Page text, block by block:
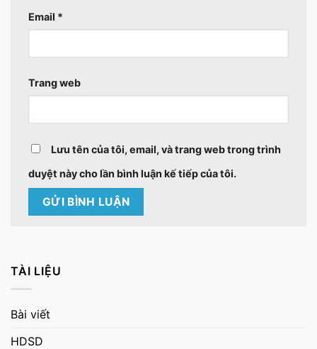
TÀI LIỆU
Bài viết
HDSD
Email *
Trang web
Lưu tên của tôi, email, và trang web trong trình
duyệt này cho lần bình luận kế tiếp của tôi.